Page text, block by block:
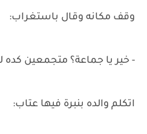
وقف مكانه وقال باستغراب:
- خير يا جماعة؟ متجمعين كده
اتكلم والده بنبرة فيها عتاب: